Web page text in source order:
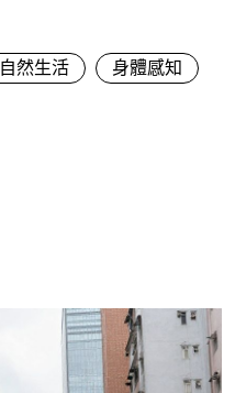
自然生活 身體感知